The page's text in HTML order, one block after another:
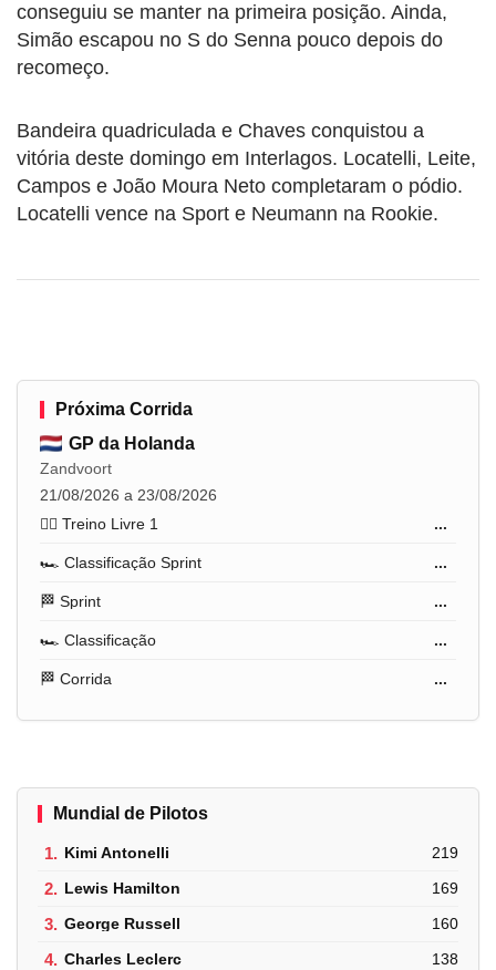
conseguiu se manter na primeira posição. Ainda,
Simão escapou no S do Senna pouco depois do
recomeço.
Bandeira quadriculada e Chaves conquistou a
vitória deste domingo em Interlagos. Locatelli, Leite,
Campos e João Moura Neto completaram o pódio.
Locatelli vence na Sport e Neumann na Rookie.
Próxima Corrida
GP da Holanda
Zandvoort
21/08/2026 a 23/08/2026
🏋️‍♂️ Treino Livre 1
...
🏎️ Classificação Sprint ...
🏁 Sprint ...
🏎️ Classificação ...
🏁 Corrida ...
Mundial de Pilotos
1. Kimi Antonelli 219
2. Lewis Hamilton 169
3. George Russell 160
4. Charles Leclerc 138